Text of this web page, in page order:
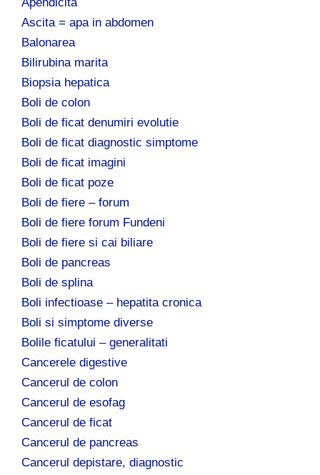
Ascita = apa in abdomen
Balonarea
Bilirubina marita
Biopsia hepatica
Boli de colon
Boli de ficat denumiri evolutie
Boli de ficat diagnostic simptome
Boli de ficat imagini
Boli de ficat poze
Boli de fiere – forum
Boli de fiere forum Fundeni
Boli de fiere si cai biliare
Boli de pancreas
Boli de splina
Boli infectioase – hepatita cronica
Boli si simptome diverse
Bolile ficatului – generalitati
Cancerele digestive
Cancerul de colon
Cancerul de esofag
Cancerul de ficat
Cancerul de pancreas
Cancerul depistare, diagnostic